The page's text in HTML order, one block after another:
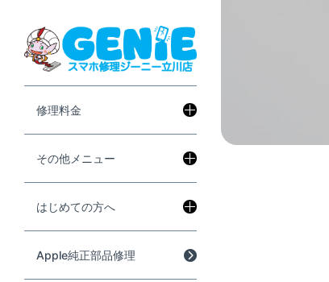
修理料金
その他メニュー
はじめての方へ
Apple純正部品修理